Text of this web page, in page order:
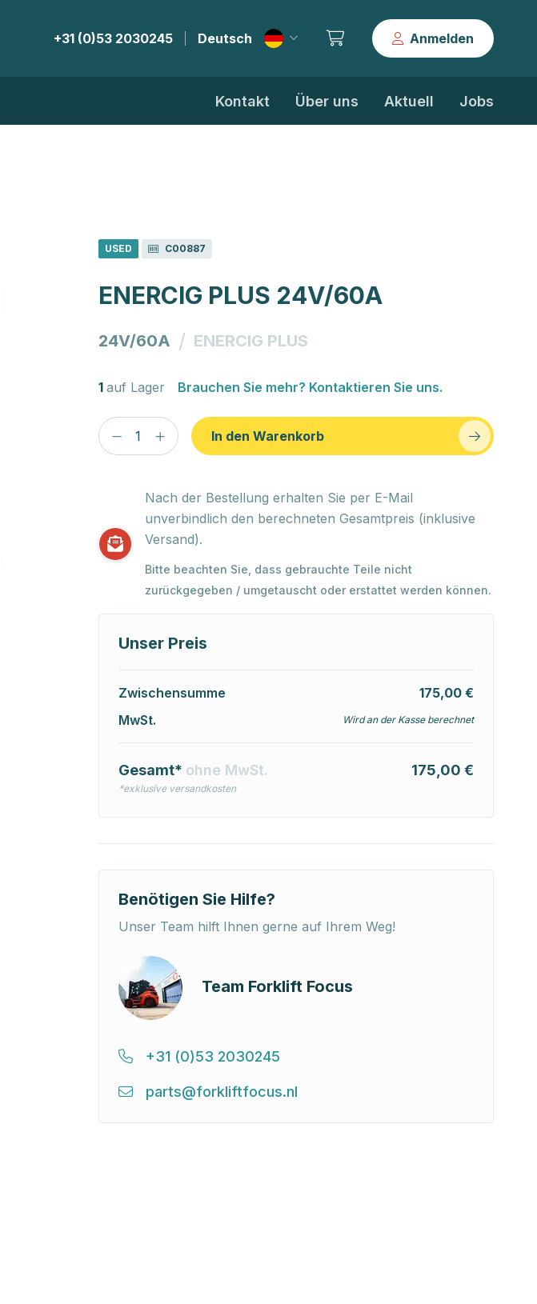
+31 (0)53 2030245 | Deutsch Anmelden
Kontakt Über uns Aktuell Jobs
USED C00887
ENERCIG PLUS 24V/60A
24V/60A / ENERCIG PLUS
1 auf Lager Brauchen Sie mehr? Kontaktieren Sie uns.
In den Warenkorb
Nach der Bestellung erhalten Sie per E-Mail
unverbindlich den berechneten Gesamtpreis (inklusive
Versand).
Bitte beachten Sie, dass gebrauchte Teile nicht
zurückgegeben / umgetauscht oder erstattet werden können.
Unser Preis
Zwischensumme
175,00 €
MwSt.
Wird an der Kasse berechnet
Gesamt* ohne MwSt.
*exklusive versandkosten
175,00 €
Benötigen Sie Hilfe?
Unser Team hilft Ihnen gerne auf Ihrem Weg!
Team Forklift Focus
+31 (0)53 2030245
parts@forkliftfocus.nl